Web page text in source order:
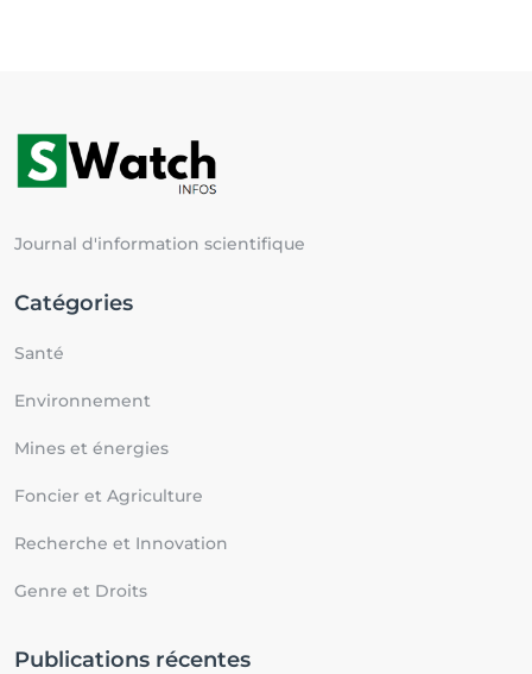
Journal d'information scientifique
Catégories
Santé
Environnement
Mines et énergies
Foncier et Agriculture
Recherche et Innovation
Genre et Droits
Publications récentes